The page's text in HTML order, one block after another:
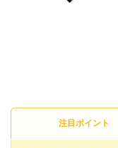
注目ポイント